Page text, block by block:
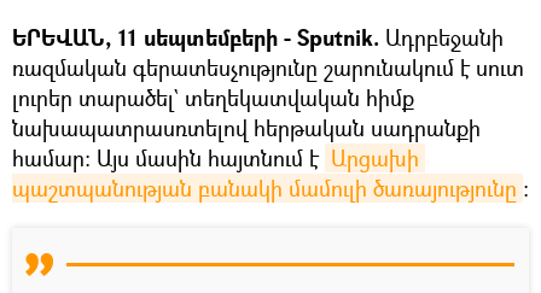
ԵՐԵՎԱՆ, 11 սեպտեմբերի - Sputnik. Ադրբեջանի
ռազմական գերատեսչությունը շարունակում է սուտ
լուրեր տարածել` տեղեկատվական հիմք
նախապատրասռտելով հերթական սադրանքի
համար։ Այս մասին հայտնում է Արցախի
պաշտպանության բանակի մամուլի ծառայությունը ։